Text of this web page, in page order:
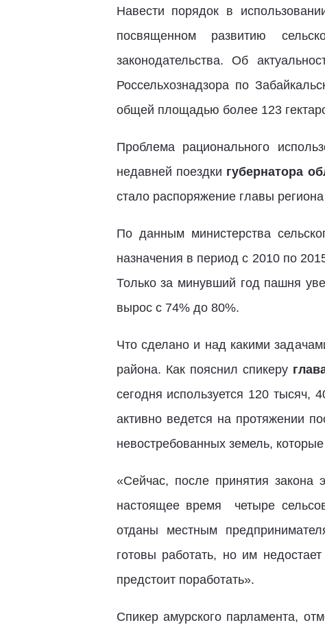
Навести порядок в
посвященном развитию
законодательства. Об
Россельхознадзора по
общей площадью более 123
Проблема рационального
недавней поездки губернатора
стало распоряжение главы
По данным министерства
назначения в период с 2010 по
Только за минувший год пашня
вырос с 74% до 80%.
Что сделано и над какими
района. Как пояснил спикеру
сегодня используется 120 тысяч,
активно ведется на протяжении
невостребованных земель,
«Сейчас, после принятия закона
настоящее время четыре
отданы местным
готовы работать, но им
предстоит поработать».
Спикер амурского парламента,